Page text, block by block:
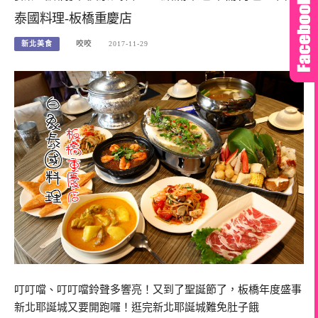
泰國料理-板橋重慶店
新北美食 咬咬 2017-11-29
叮叮噹、叮叮噹鈴聲多響亮！又到了聖誕節了，板橋年度盛事
新北耶誕城又要開跑囉！逛完新北耶誕城難免肚子餓